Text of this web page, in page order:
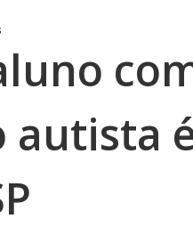
autista